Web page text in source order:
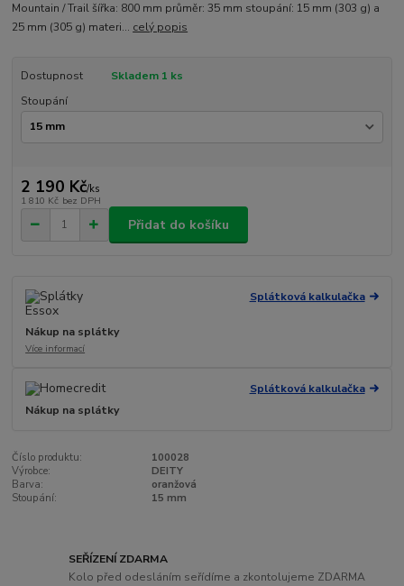
Mountain / Trail šířka: 800 mm průměr: 35 mm stoupání: 15 mm (303 g) a
25 mm (305 g) materi... celý popis
Dostupnost
Skladem 1 ks
Stoupání
2 190 Kč/ks
1 810 Kč bez DPH
Přidat do košíku
Splátková kalkulačka
Nákup na splátky
Více informací
Splátková kalkulačka
Nákup na splátky
Číslo produktu:
100028
Výrobce:
DEITY
Barva:
oranžová
Stoupání:
15 mm
SEŘÍZENÍ ZDARMA
Kolo před odesláním seřídíme a zkontolujeme ZDARMA